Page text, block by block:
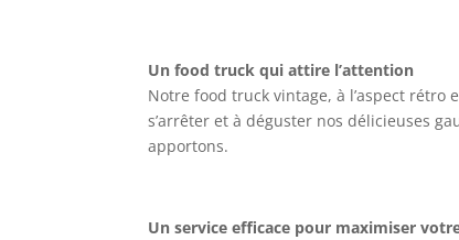
Un food truck qui attire l’attention
Notre food truck vintage, à l’aspect
s’arrêter et à déguster nos délicieuses
apportons.
Un service efficace pour maximiser